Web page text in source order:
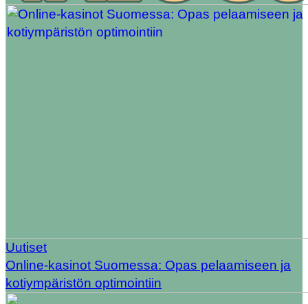
Uutiset
Online-kasinot Suomessa: Opas pelaamiseen ja
kotiympäristön optimointiin